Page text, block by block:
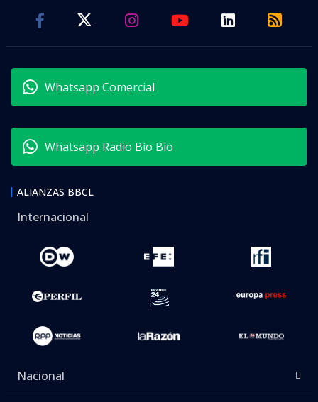
Whatsapp Comercial
Whatsapp Radio Bío Bío
ALIANZAS BBCL
Internacional
Nacional